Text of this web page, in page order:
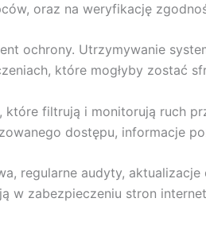
oraz na weryfikację
ochrony. Utrzymywanie
które mogłyby zostać
filtrują i monitorują ruch
dostępu, informacje
regularne audyty,
zabezpieczeniu stron